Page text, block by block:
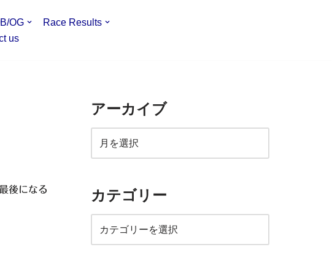
OG
Race Results
us
後になる
アーカイブ
カテゴリー